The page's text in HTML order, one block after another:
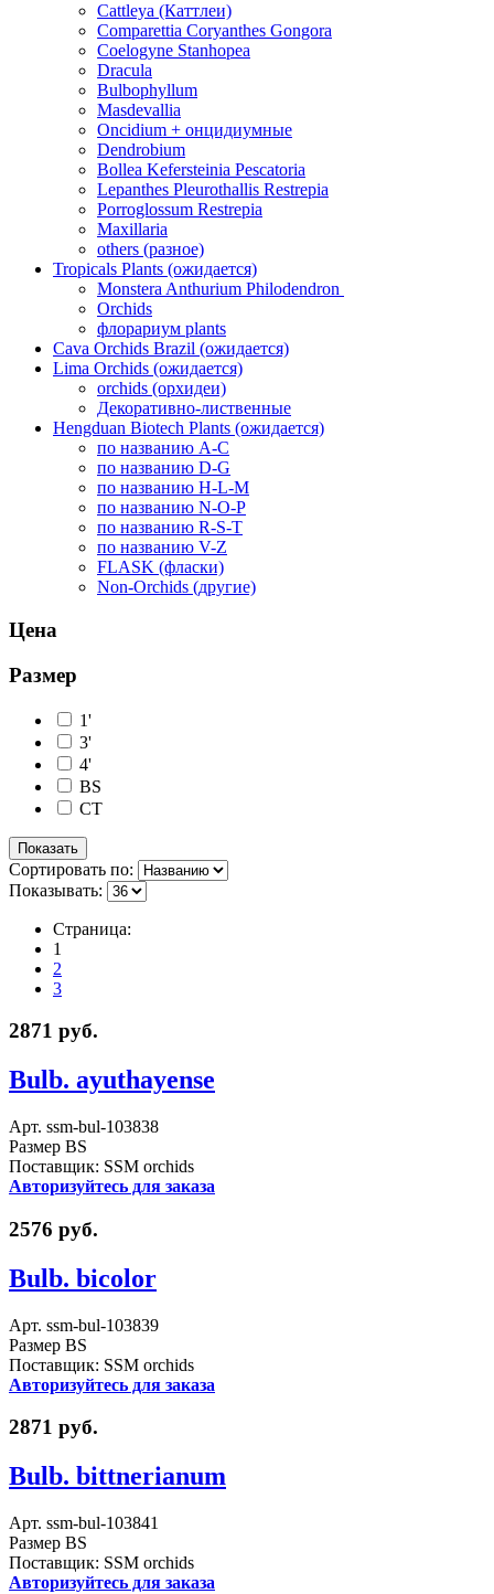
Cattleya (Каттлеи)
Comparettia Coryanthes Gongora
Coelogyne Stanhopea
Dracula
Bulbophyllum
Masdevallia
Oncidium + онцидиумные
Dendrobium
Bollea Kefersteinia Pescatoria
Lepanthes Pleurothallis Restrepia
Porroglossum Restrepia
Maxillaria
others (разное)
Tropicals Plants (ожидается)
​​​​​​​Monstera Anthurium Philodendron
Orchids
флорариум plants
Cava Orchids Brazil (ожидается)
Lima Orchids (ожидается)
orchids (орхидеи)
Декоративно-лиственные
Hengduan Biotech Plants (ожидается)
по названию A-C
по названию D-G
по названию H-L-M
по названию N-O-P
по названию R-S-T
по названию V-Z
FLASK (фласки)
Non-Orchids (другие)
Цена
Размер
1'
3'
4'
BS
CT
Сортировать по:
Показывать:
Страница:
1
2
3
2871 руб.
Bulb. ayuthayense
Арт. ssm-bul-103838
Размер BS
Поставщик: SSM orchids
Авторизуйтесь для заказа
2576 руб.
Bulb. bicolor
Арт. ssm-bul-103839
Размер BS
Поставщик: SSM orchids
Авторизуйтесь для заказа
2871 руб.
Bulb. bittnerianum
Арт. ssm-bul-103841
Размер BS
Поставщик: SSM orchids
Авторизуйтесь для заказа